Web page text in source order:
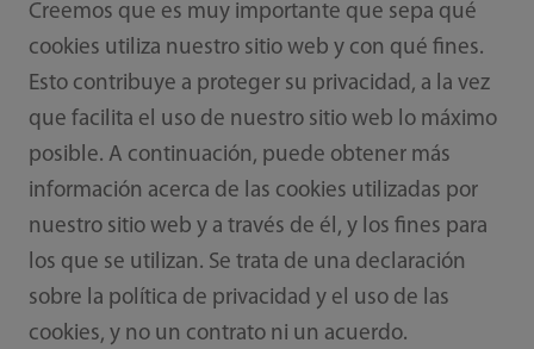
Creemos que es muy importante que sepa qué
cookies utiliza nuestro sitio web y con qué fines.
Esto contribuye a proteger su privacidad, a la vez
que facilita el uso de nuestro sitio web lo máximo
posible. A continuación, puede obtener más
información acerca de las cookies utilizadas por
nuestro sitio web y a través de él, y los fines para
los que se utilizan. Se trata de una declaración
sobre la política de privacidad y el uso de las
cookies, y no un contrato ni un acuerdo.